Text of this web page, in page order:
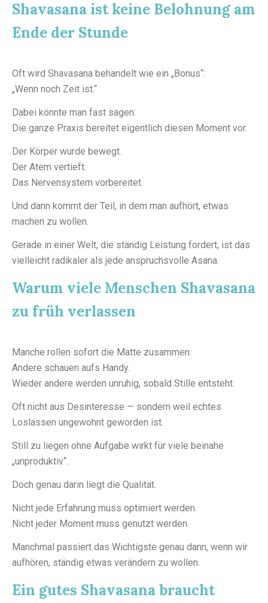
Shavasana ist keine Belohnung am
Ende der Stunde
Oft wird Shavasana behandelt wie ein „Bonus“:
„Wenn noch Zeit ist.“
Dabei könnte man fast sagen:
Die ganze Praxis bereitet eigentlich diesen Moment vor.
Der Körper wurde bewegt.
Der Atem vertieft.
Das Nervensystem vorbereitet.
Und dann kommt der Teil, in dem man aufhört, etwas
machen zu wollen.
Gerade in einer Welt, die ständig Leistung fordert, ist das
vielleicht radikaler als jede anspruchsvolle Asana.
Warum viele Menschen Shavasana
zu früh verlassen
Manche rollen sofort die Matte zusammen.
Andere schauen aufs Handy.
Wieder andere werden unruhig, sobald Stille entsteht.
Oft nicht aus Desinteresse — sondern weil echtes
Loslassen ungewohnt geworden ist.
Still zu liegen ohne Aufgabe wirkt für viele beinahe
„unproduktiv“.
Doch genau darin liegt die Qualität.
Nicht jede Erfahrung muss optimiert werden.
Nicht jeder Moment muss genutzt werden.
Manchmal passiert das Wichtigste genau dann, wenn wir
aufhören, ständig etwas verändern zu wollen.
Ein gutes Shavasana braucht